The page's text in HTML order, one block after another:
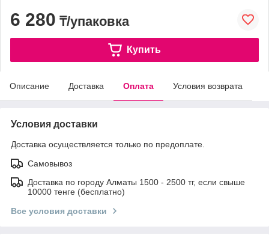
6 280 ₸/упаковка
Купить
Описание Доставка Оплата Условия возврата
Условия доставки
Доставка осуществляется только по предоплате.
Самовывоз
Доставка по городу Алматы 1500 - 2500 тг, если свыше
10000 тенге (бесплатно)
Все условия доставки